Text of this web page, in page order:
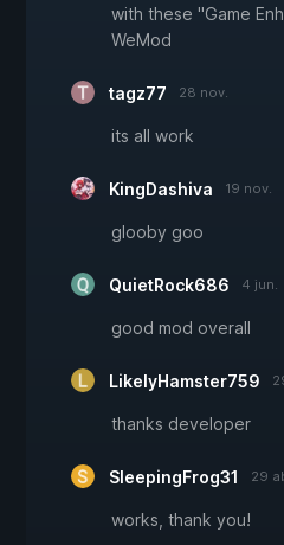
with these "Game
WeMod
tagz77 28 nov.
its all work
KingDashiva 19 nov.
glooby goo
QuietRock686 4 jun.
good mod overall
LikelyHamster759
thanks developer
SleepingFrog31 29
works, thank you!